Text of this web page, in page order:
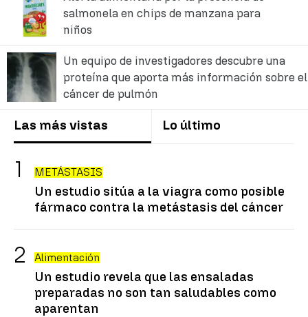
salmonela en chips de manzana para
niños
Un equipo de investigadores descubre una
proteína que aporta más información sobre el
cáncer de pulmón
Las más vistas Lo último
METÁSTASIS
Un estudio sitúa a la viagra como posible
fármaco contra la metástasis del cáncer
Alimentación
Un estudio revela que las ensaladas
preparadas no son tan saludables como
aparentan